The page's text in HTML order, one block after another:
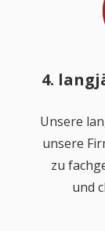
4.
Unsere
unsere
zu
und